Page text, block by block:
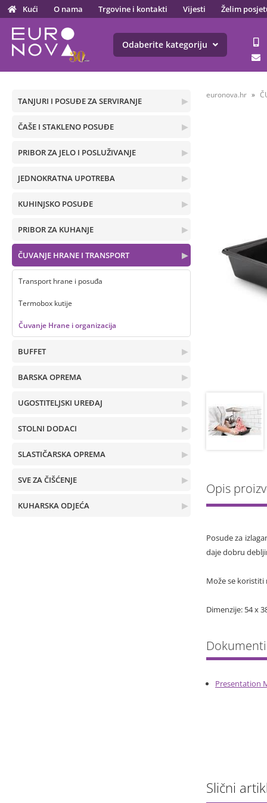
Kući O nama Trgovine i kontakti Vijesti Želim
Odaberite kategoriju
▶
TANJURI I POSUĐE ZA SERVIRANJE
▶
ČAŠE I STAKLENO POSUĐE
▶
PRIBOR ZA JELO I POSLUŽIVANJE
▶
JEDNOKRATNA UPOTREBA
▶
KUHINJSKO POSUĐE
▶
PRIBOR ZA KUHANJE
▶
ČUVANJE HRANE I TRANSPORT
Transport hrane i posuđa
Termobox kutije
Čuvanje Hrane i organizacija
▶
BUFFET
▶
BARSKA OPREMA
▶
UGOSTITELJSKI UREĐAJ
▶
STOLNI DODACI
▶
SLASTIČARSKA OPREMA
▶
SVE ZA ČIŠĆENJE
▶
KUHARSKA ODJEĆA
euronova.hr
Opis
Posude za
daje dobru
Može se koristiti
Dimenzije: 54 x
Presentation
Slični